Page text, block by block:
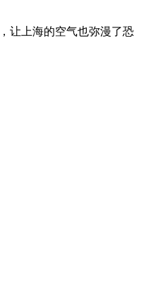
让上海的空气也弥漫了恐